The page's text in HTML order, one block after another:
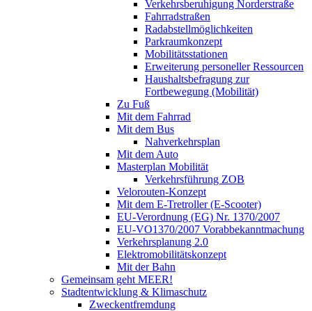
Verkehrsberuhigung Norderstraße
Fahrradstraßen
Radabstellmöglichkeiten
Parkraumkonzept
Mobilitätsstationen
Erweiterung personeller Ressourcen
Haushaltsbefragung zur
Fortbewegung (Mobilität)
Zu Fuß
Mit dem Fahrrad
Mit dem Bus
Nahverkehrsplan
Mit dem Auto
Masterplan Mobilität
Verkehrsführung ZOB
Velorouten-Konzept
Mit dem E-Tretroller (E-Scooter)
EU-Verordnung (EG) Nr. 1370/2007
EU-VO1370/2007 Vorabbekanntmachung
Verkehrsplanung 2.0
Elektromobilitätskonzept
Mit der Bahn
Gemeinsam geht MEER!
Stadtentwicklung & Klimaschutz
Zweckentfremdung